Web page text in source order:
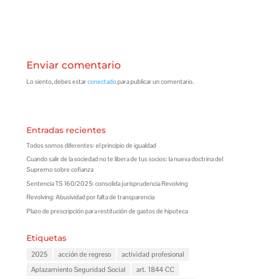
Enviar comentario
Lo siento, debes estar conectadopara publicar un comentario.
Entradas recientes
Todos somos diferentes: el principio de igualdad
Cuando salir de la sociedad no te libera de tus socios: la nueva doctrina del
Supremo sobre cofianza
Sentencia TS 160/2025: consolida jurisprudencia Revolving
Revolving: Abusividad por falta de transparencia
Plazo de prescripción para restitución de gastos de hipoteca
Etiquetas
2025 acción de regreso
actividad profesional
Aplazamiento Seguridad Social
art. 1844 CC